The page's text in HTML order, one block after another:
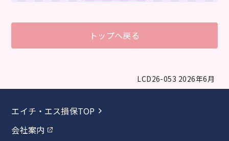
トップへ戻る
LCD26-053 2026年6月
エイチ・エス損保TOP
会社案内